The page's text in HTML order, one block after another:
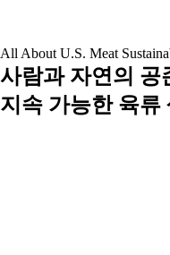
All About U.S. Meat
사람과 자연의 공
지속 가능한 육류